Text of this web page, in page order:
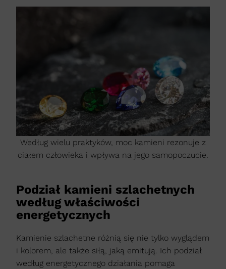
Według wielu praktyków, moc kamieni rezonuje z
ciałem człowieka i wpływa na jego samopoczucie.
Podział kamieni szlachetnych
według właściwości
energetycznych
Kamienie szlachetne różnią się nie tylko wyglądem
i kolorem, ale także siłą, jaką emitują. Ich podział
według energetycznego działania pomaga